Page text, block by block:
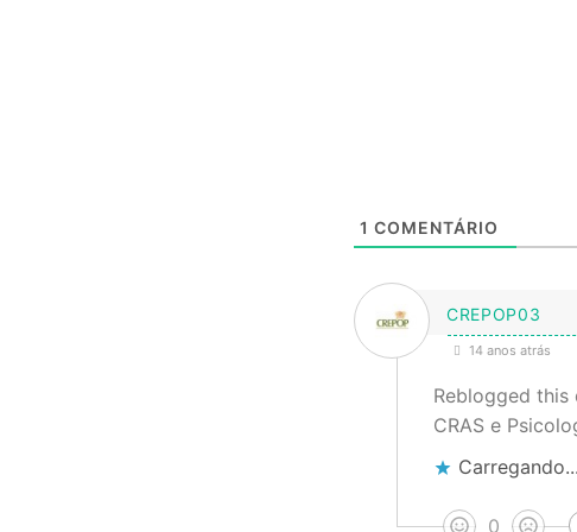
1 COMENTÁRIO
CREPOP03
14 anos atrás
Reblogged this
CRAS e
Carregando...
0